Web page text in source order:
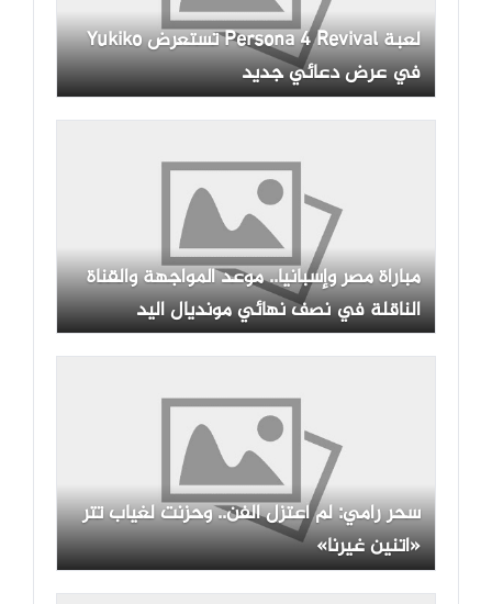
لعبة Persona 4 Revival تستعرض Yukiko
في عرض دعائي جديد
مباراة مصر وإسبانيا.. موعد المواجهة والقناة
الناقلة في نصف نهائي مونديال اليد
سحر رامي: لم أعتزل الفن.. وحزنت لغياب تتر
«اتنين غيرنا»